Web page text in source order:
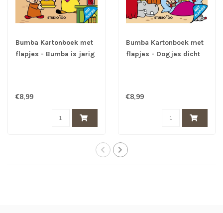
Bumba Kartonboek met
flapjes - Bumba is jarig
€8,99
Bumba Kartonboek met
flapjes - Oogjes dicht
€8,99